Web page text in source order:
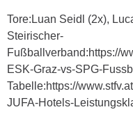
Tore:Luan Seidl (2x),
Steirischer-
Fußballverband:https://
ESK-Graz-vs-SPG-
Tabelle:https://
JUFA-Hotels-